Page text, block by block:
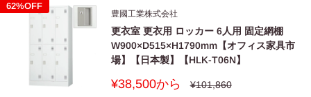
62%OFF
豊國工業株式会社
更衣室 更衣用 ロッカー 6人用 固定網棚
W900×D515×H1790mm【オフィス家具市
場】【日本製】【HLK-T06N】
販
¥38,500から
通
¥101,860